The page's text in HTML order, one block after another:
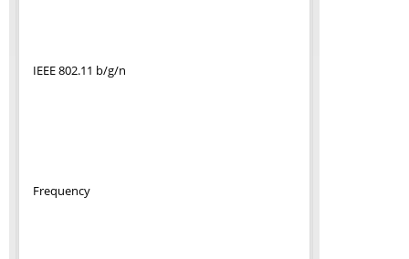
IEEE 802.11 b/g/n
Frequency